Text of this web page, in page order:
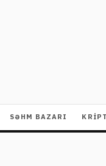
SƏHM BAZARI